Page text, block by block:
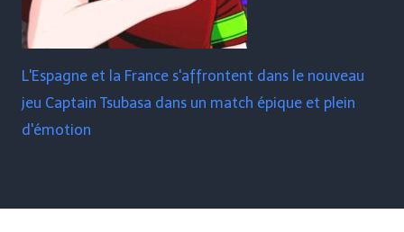
L'Espagne et la France s'affrontent dans le nouveau
jeu Captain Tsubasa dans un match épique et plein
d'émotion